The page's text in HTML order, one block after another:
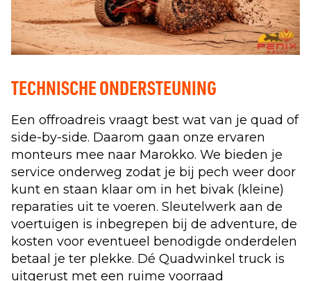
TECHNISCHE ONDERSTEUNING
Een offroadreis vraagt best wat van je quad of
side-by-side. Daarom gaan onze ervaren
monteurs mee naar Marokko. We bieden je
service onderweg zodat je bij pech weer door
kunt en staan klaar om in het bivak (kleine)
reparaties uit te voeren. Sleutelwerk aan de
voertuigen is inbegrepen bij de adventure, de
kosten voor eventueel benodigde onderdelen
betaal je ter plekke. Dé Quadwinkel truck is
uitgerust met een ruime voorraad